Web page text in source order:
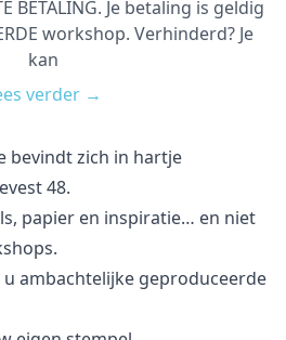
BETALING. Je betaling is geldig
workshop. Verhinderd? Je
kan
verder →
bevindt zich in hartje
48.
papier en inspiratie… en niet
ambachtelijke geproduceerde